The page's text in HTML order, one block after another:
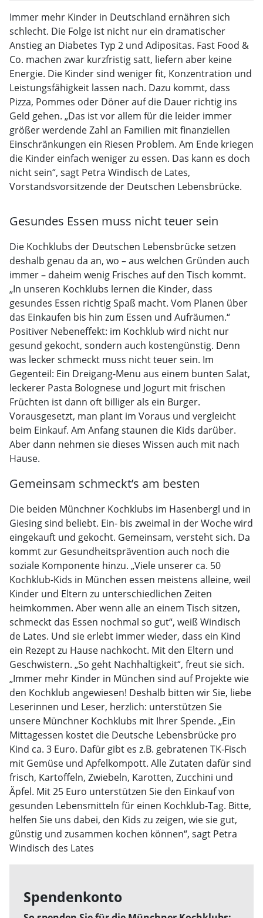
Immer mehr Kinder in Deutschland ernähren sich
schlecht. Die Folge ist nicht nur ein dramatischer
Anstieg an Diabetes Typ 2 und Adipositas. Fast Food &
Co. machen zwar kurzfristig satt, liefern aber keine
Energie. Die Kinder sind weniger fit, Konzentration und
Leistungsfähigkeit lassen nach. Dazu kommt, dass
Pizza, Pommes oder Döner auf die Dauer richtig ins
Geld gehen. „Das ist vor allem für die leider immer
größer werdende Zahl an Familien mit finanziellen
Einschränkungen ein Riesen Problem. Am Ende kriegen
die Kinder einfach weniger zu essen. Das kann es doch
nicht sein“, sagt Petra Windisch de Lates,
Vorstandsvorsitzende der Deutschen Lebensbrücke.
Gesundes Essen muss nicht teuer sein
Die Kochklubs der Deutschen Lebensbrücke setzen
deshalb genau da an, wo – aus welchen Gründen auch
immer – daheim wenig Frisches auf den Tisch kommt.
„In unseren Kochklubs lernen die Kinder, dass
gesundes Essen richtig Spaß macht. Vom Planen über
das Einkaufen bis hin zum Essen und Aufräumen.“
Positiver Nebeneffekt: im Kochklub wird nicht nur
gesund gekocht, sondern auch kostengünstig. Denn
was lecker schmeckt muss nicht teuer sein. Im
Gegenteil: Ein Dreigang-Menu aus einem bunten Salat,
leckerer Pasta Bolognese und Jogurt mit frischen
Früchten ist dann oft billiger als ein Burger.
Vorausgesetzt, man plant im Voraus und vergleicht
beim Einkauf. Am Anfang staunen die Kids darüber.
Aber dann nehmen sie dieses Wissen auch mit nach
Hause.
Gemeinsam schmeckt’s am besten
Die beiden Münchner Kochklubs im Hasenbergl und in
Giesing sind beliebt. Ein- bis zweimal in der Woche wird
eingekauft und gekocht. Gemeinsam, versteht sich. Da
kommt zur Gesundheitsprävention auch noch die
soziale Komponente hinzu. „Viele unserer ca. 50
Kochklub-Kids in München essen meistens alleine, weil
Kinder und Eltern zu unterschiedlichen Zeiten
heimkommen. Aber wenn alle an einem Tisch sitzen,
schmeckt das Essen nochmal so gut“, weiß Windisch
de Lates. Und sie erlebt immer wieder, dass ein Kind
ein Rezept zu Hause nachkocht. Mit den Eltern und
Geschwistern. „So geht Nachhaltigkeit“, freut sie sich.
„Immer mehr Kinder in München sind auf Projekte wie
den Kochklub angewiesen! Deshalb bitten wir Sie, liebe
Leserinnen und Leser, herzlich: unterstützen Sie
unsere Münchner Kochklubs mit Ihrer Spende. „Ein
Mittagessen kostet die Deutsche Lebensbrücke pro
Kind ca. 3 Euro. Dafür gibt es z.B. gebratenen TK-Fisch
mit Gemüse und Apfelkompott. Alle Zutaten dafür sind
frisch, Kartoffeln, Zwiebeln, Karotten, Zucchini und
Äpfel. Mit 25 Euro unterstützen Sie den Einkauf von
gesunden Lebensmitteln für einen Kochklub-Tag. Bitte,
helfen Sie uns dabei, den Kids zu zeigen, wie sie gut,
günstig und zusammen kochen können“, sagt Petra
Windisch des Lates
Spendenkonto